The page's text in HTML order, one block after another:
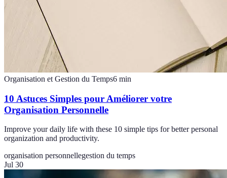
Organisation et Gestion du Temps6 min
10 Astuces Simples pour Améliorer votre
Organisation Personnelle
Improve your daily life with these 10 simple tips for better personal
organization and productivity.
organisation personnellegestion du temps
Jul 30